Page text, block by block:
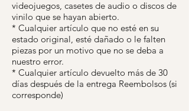
videojuegos, casetes de audio o discos de
vinilo que se hayan abierto.
* Cualquier artículo que no esté en su
estado original, esté dañado o le falten
piezas por un motivo que no se deba a
nuestro error.
* Cualquier artículo devuelto más de 30
días después de la entrega Reembolsos (si
corresponde)